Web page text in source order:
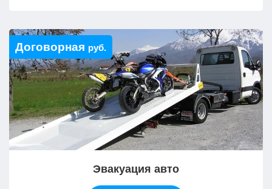
Договорная руб.
Эвакуация авто